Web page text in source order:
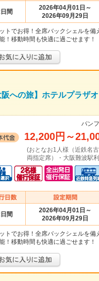
間
2026年04月01日～
2026年09月29日
トでお得！全席バックシェルを備
！移動時間も快適に過ごせます！
阪への旅】ホテルプラ
パン
12,200円 ～
(おとなお1人様（近鉄名
両指定席）・大阪難波駅
間
2026年04月01日～
2026年09月29日
トでお得！全席バックシェルを備
！移動時間も快適に過ごせます！